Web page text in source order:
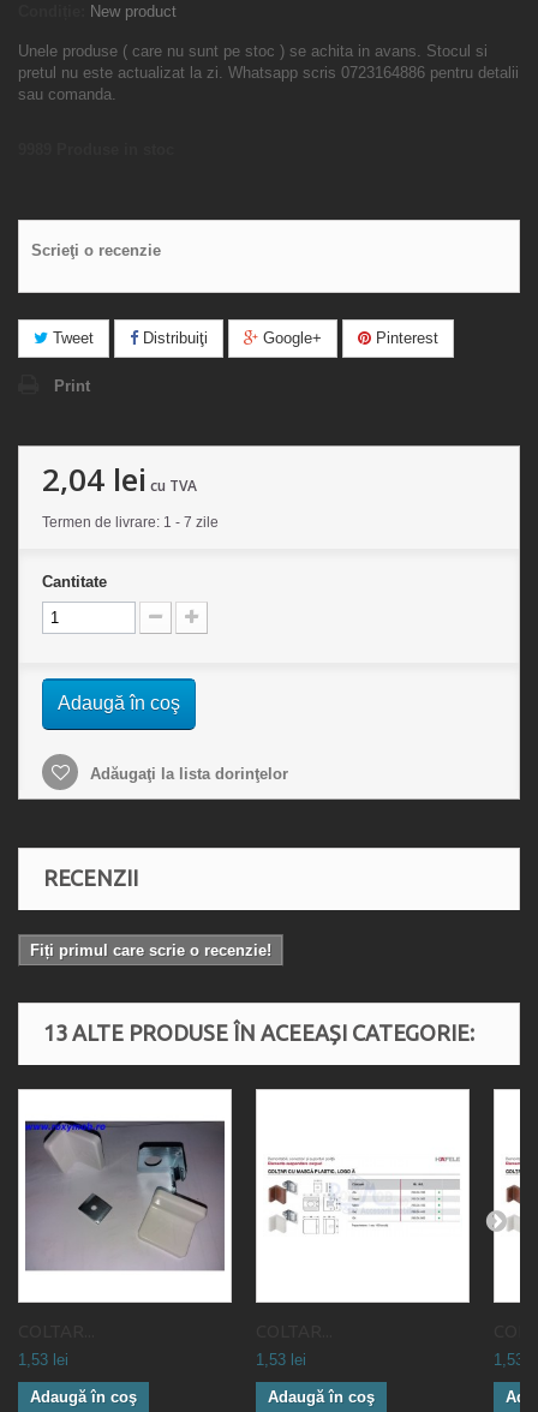
New product
Unele produse ( care nu sunt pe stoc ) se achita in avans. Stocul si
pretul nu este actualizat la zi. Whatsapp scris 0723164886 pentru detalii
sau comanda.
Scrieţi o recenzie
Tweet Distribuiţi Google+ Pinterest
Print
2,04 lei cu TVA
Termen de livrare: 1 - 7 zile
Cantitate
Adaugă în coş
Adăugaţi la lista dorinţelor
RECENZII
Fiți primul care scrie o recenzie!
13 ALTE PRODUSE ÎN ACEEAȘI CATEGORIE:
1,53 lei
Adaugă în coş
1,53 lei
Adaugă în coş
1,53